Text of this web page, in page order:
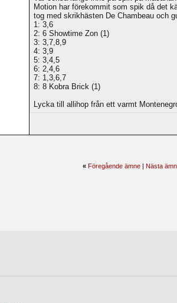
Motion har förekommit som spik då det
tog med skrikhästen De Chambeau och
1: 3,6
2: 6 Showtime Zon (1)
3: 3,7,8,9
4: 3,9
5: 3,4,5
6: 2,4,6
7: 1,3,6,7
8: 8 Kobra Brick (1)
Lycka till allihop från ett varmt
« Föregående ämne| Nästa